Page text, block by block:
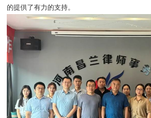
的提供了有力的支持。